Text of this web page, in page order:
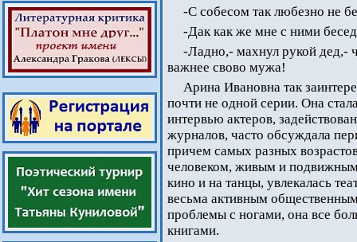
-С собесом так любезно не
-Дак как же мне с ними
-Ладно,- махнул рукой дед,-
важнее свово мужа!
Арина Ивановна так
почти не одной серии. Она
интервью актеров,
журналов, часто обсуждала
причем самых разных
человеком, живым и
кино и на танцы, увлекалась
весьма активным
проблемы с ногами, она все
книгами.